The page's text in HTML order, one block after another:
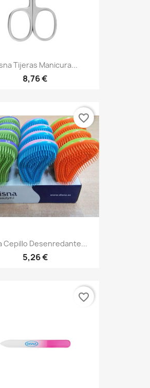
Tijeras Manicura...
8,76 €
Cepillo Desenredante...
5,26 €
favorite_border
favorite_border